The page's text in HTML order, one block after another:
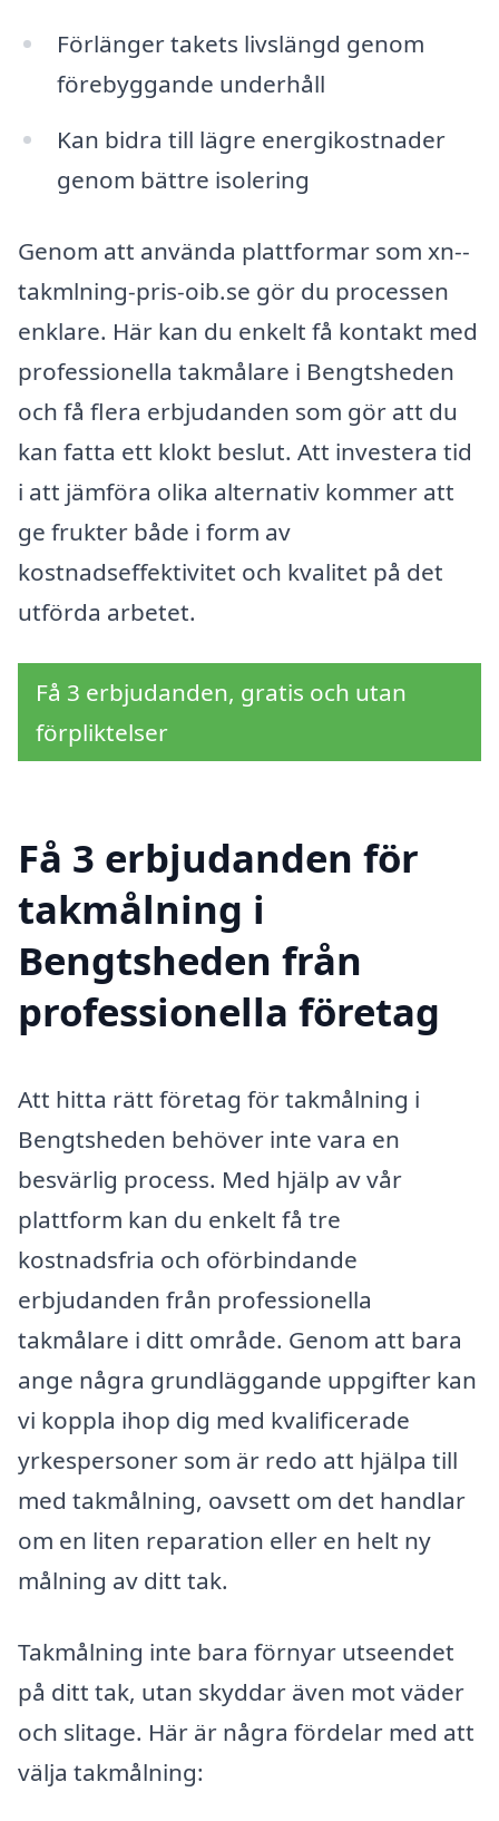
Förlänger takets livslängd genom
förebyggande underhåll
Kan bidra till lägre energikostnader
genom bättre isolering
Genom att använda plattformar som xn--
takmlning-pris-oib.se gör du processen
enklare. Här kan du enkelt få kontakt med
professionella takmålare i Bengtsheden
och få flera erbjudanden som gör att du
kan fatta ett klokt beslut. Att investera tid
i att jämföra olika alternativ kommer att
ge frukter både i form av
kostnadseffektivitet och kvalitet på det
utförda arbetet.
Få 3 erbjudanden, gratis och utan
förpliktelser
Få 3 erbjudanden för
takmålning i
Bengtsheden från
professionella företag
Att hitta rätt företag för takmålning i
Bengtsheden behöver inte vara en
besvärlig process. Med hjälp av vår
plattform kan du enkelt få tre
kostnadsfria och oförbindande
erbjudanden från professionella
takmålare i ditt område. Genom att bara
ange några grundläggande uppgifter kan
vi koppla ihop dig med kvalificerade
yrkespersoner som är redo att hjälpa till
med takmålning, oavsett om det handlar
om en liten reparation eller en helt ny
målning av ditt tak.
Takmålning inte bara förnyar utseendet
på ditt tak, utan skyddar även mot väder
och slitage. Här är några fördelar med att
välja takmålning: